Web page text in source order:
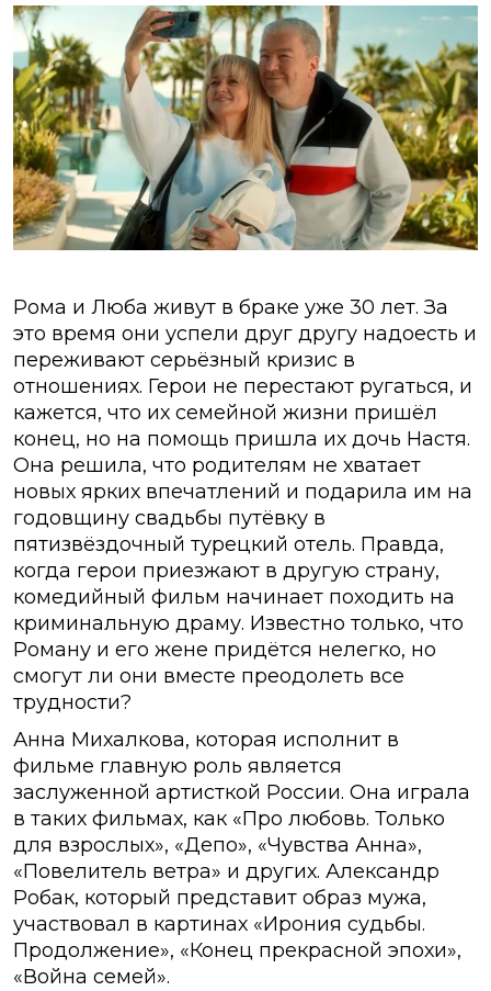
Рома и Люба живут в браке уже 30 лет. За
это время они успели друг другу надоесть и
переживают серьёзный кризис в
отношениях. Герои не перестают ругаться, и
кажется, что их семейной жизни пришёл
конец, но на помощь пришла их дочь Настя.
Она решила, что родителям не хватает
новых ярких впечатлений и подарила им на
годовщину свадьбы путёвку в
пятизвёздочный турецкий отель. Правда,
когда герои приезжают в другую страну,
комедийный фильм начинает походить на
криминальную драму. Известно только, что
Роману и его жене придётся нелегко, но
смогут ли они вместе преодолеть все
трудности?
Анна Михалкова, которая исполнит в
фильме главную роль является
заслуженной артисткой России. Она играла
в таких фильмах, как «Про любовь. Только
для взрослых», «Депо», «Чувства Анна»,
«Повелитель ветра» и других. Александр
Робак, который представит образ мужа,
участвовал в картинах «Ирония судьбы.
Продолжение», «Конец прекрасной эпохи»,
«Война семей».